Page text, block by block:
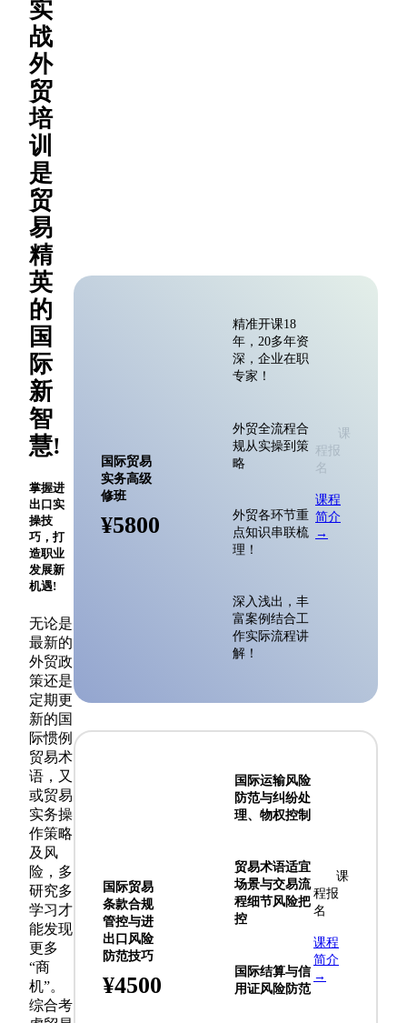
实
战
外
贸
培
训
是
贸
易
精
英
的
国
际
新
智
慧!
掌握进
出口实
操技
巧，打
造职业
发展新
机遇!
无论是
最新的
外贸政
策还是
定期更
新的国
际惯例
贸易术
语，又
或贸易
实务操
作策略
及风
险，多
研究多
学习才
能发现
更多
“商
机”。
综合考
国际贸易
实务高级
修班
¥5800
精准开课18
年，20多年资
深，企业在职
专家！
外贸全流程合
规从实操到策
略
外贸各环节重
点知识串联梳
理！
深入浅出，丰
富案例结合工
作实际流程讲
解！
课
程报
名
课程
简介
→
国际贸易
条款合规
管控与进
出口风险
防范技巧
¥4500
国际运输风险
防范与纠纷处
理、物权控制
贸易术语适宜
场景与交易流
程细节风险把
控
国际结算与信
用证风险防范
课
程报
名
课程
简介
→